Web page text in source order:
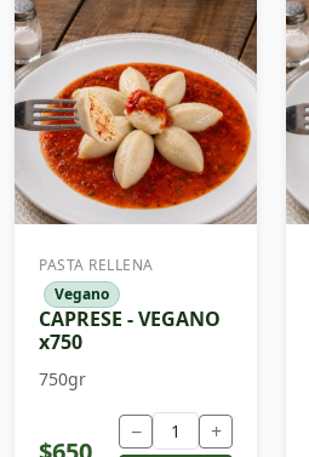
PASTA RELLENA
Vegano
CAPRESE - VEGANO
x750
750gr
− +